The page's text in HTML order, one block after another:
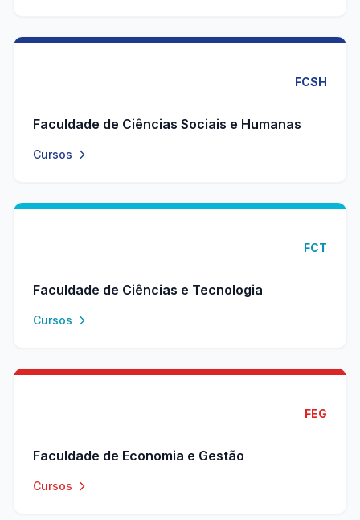
FCSH
Faculdade de Ciências Sociais e Humanas
Cursos
FCT
Faculdade de Ciências e Tecnologia
Cursos
FEG
Faculdade de Economia e Gestão
Cursos